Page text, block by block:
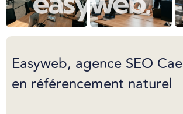
Easyweb, agence SEO
en référencement naturel